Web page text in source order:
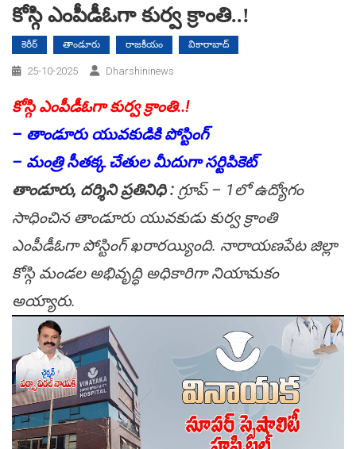
కోస్గి ఎంపీడీఓగా కుర్వ క్రాంతి..!
కెరీర్ తాండూరు రాజకీయం వికారాబాద్
25-10-2025 Dharshininews
కోస్గి ఎంపీడీఓగా కుర్వ క్రాంతి..!
– తాండూరు యువకుడికి పోస్టింగ్
– మంత్రి సీతక్క చేతుల మీదుగా సర్టిపికెట్
తాండూరు, దర్శిని ప్రతినిధి : గ్రూప్ – 1లో ఉద్యోగం
సాధించిన తాండూరు యువకుడు కుర్వ క్రాంతి
ఎంపీడీఓగా పోస్టింగ్ ఖరారయ్యింది. నారాయణపేట జిల్లా
కోస్గి మండల అభివృద్ధి అధికారిగా నియామకం
అయ్యారు.